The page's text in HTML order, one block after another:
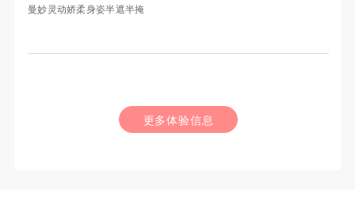
曼妙灵动娇柔身姿半遮半掩
更多体验信息